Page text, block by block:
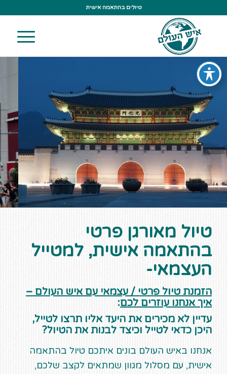
טיולים בהתאמה אישית
טיול דרום קוריאה
אנחנו תופרים טיול פרטי בדרום קוריאה עבור
מטיילים רבים, טיול הכולל טבע, תרבות עתיקה
ומודרניזציה מסחררת
טיול מאורגן פרטי
בהתאמה אישית, למטייל
העצמאי-
הזמנת טיול פרטי / עצמאי עם איש העולם –
איך אנחנו עוזרים לכם:
עדיין לא מכירים את היעד אליו תרצו לטייל,
היכן כדאי לטייל וכיצד לבנות את הטיול?
אנחנו באיש העולם בונים איתכם טיול בהתאמה
אישית, עם מסלול מגוון שמתאים לקצב שלכם,